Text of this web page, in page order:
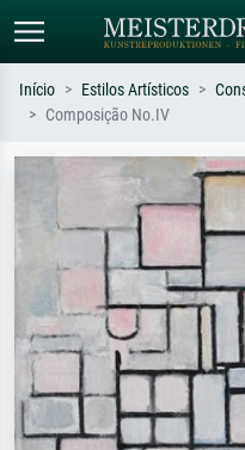
Pesquise por artista, título ou
ex: Monet, Noite Estrelada,
impressionismo, onda de Hokusai,
Início Estilos Artísticos
Composição No.IV